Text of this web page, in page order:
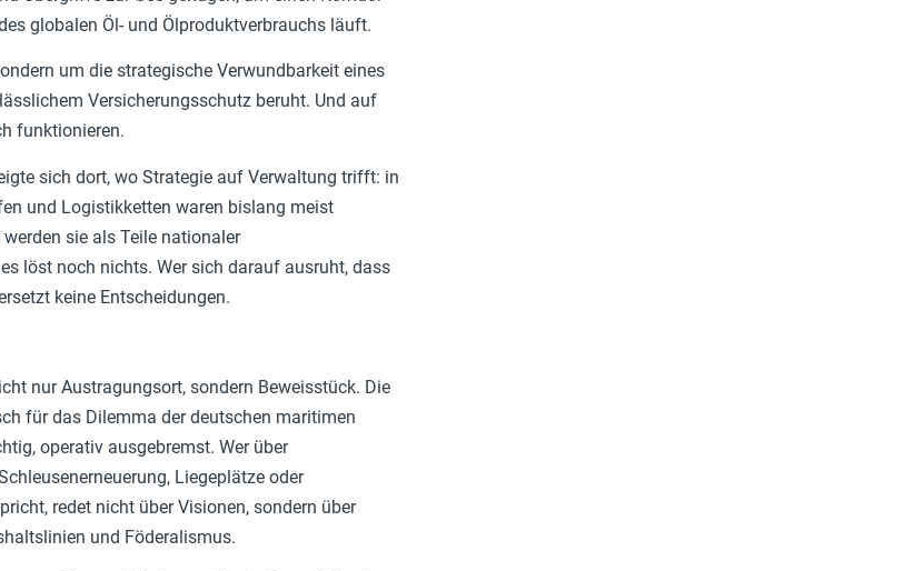
globalen Öl- und Ölproduktverbrauchs läuft.
um die strategische Verwundbarkeit eines
Versicherungsschutz beruht. Und auf
funktionieren.
sich dort, wo Strategie auf Verwaltung trifft: in
und Logistikketten waren bislang meist
sie als Teile nationaler
löst noch nichts. Wer sich darauf ausruht, dass
keine Entscheidungen.
nur Austragungsort, sondern Beweisstück. Die
für das Dilemma der deutschen maritimen
operativ ausgebremst. Wer über
Liegeplätze oder
redet nicht über Visionen, sondern über
und Föderalismus.